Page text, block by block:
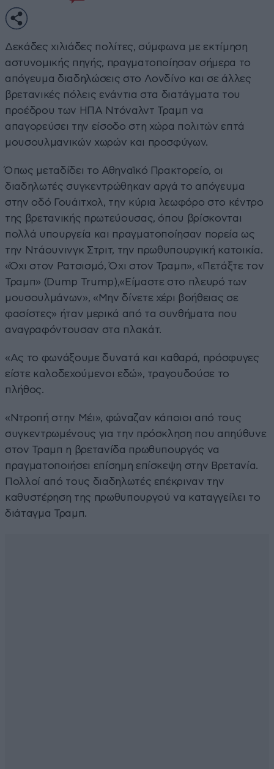
Δεκάδες χιλιάδες πολίτες, σύμφωνα με εκτίμηση
αστυνομικής πηγής, πραγματοποίησαν σήμερα το
απόγευμα διαδηλώσεις στο Λονδίνο και σε άλλες
βρετανικές πόλεις ενάντια στα διατάγματα του
προέδρου των ΗΠΑ Ντόναλντ Τραμπ να
απαγορεύσει την είσοδο στη χώρα πολιτών επτά
μουσουλμανικών χωρών και προσφύγων.
Όπως μεταδίδει το Αθηναϊκό Πρακτορείο, οι
διαδηλωτές συγκεντρώθηκαν αργά το απόγευμα
στην οδό Γουάιτχολ, την κύρια λεωφόρο στο κέντρο
της βρετανικής πρωτεύουσας, όπου βρίσκονται
πολλά υπουργεία και πραγματοποίησαν πορεία ως
την Ντάουνινγκ Στριτ, την πρωθυπουργική κατοικία.
«Όχι στον Ρατσισμό, Όχι στον Τραμπ», «Πετάξτε τον
Τραμπ» (Dump Trump),«Είμαστε στο πλευρό των
μουσουλμάνων», «Μην δίνετε χέρι βοήθειας σε
φασίστες» ήταν μερικά από τα συνθήματα που
αναγραφόντουσαν στα πλακάτ.
«Ας το φωνάξουμε δυνατά και καθαρά, πρόσφυγες
είστε καλοδεχούμενοι εδώ», τραγουδούσε το
πλήθος.
«Ντροπή στην Μέι», φώναζαν κάποιοι από τους
συγκεντρωμένους για την πρόσκληση που απηύθυνε
στον Τραμπ η βρετανίδα πρωθυπουργός να
πραγματοποιήσει επίσημη επίσκεψη στην Βρετανία.
Πολλοί από τους διαδηλωτές επέκριναν την
καθυστέρηση της πρωθυπουργού να καταγγείλει το
διάταγμα Τραμπ.